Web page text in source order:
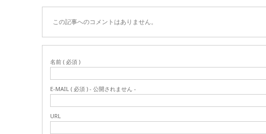
この記事へのコメントはありません。
名前 ( 必須 )
E-MAIL ( 必須 ) - 公開されません -
URL